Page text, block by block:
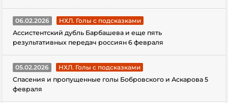
06.02.2026
НХЛ. Голы с подсказками
Ассистентский дубль Барбашева и еще пять
результативных передач россиян 6 февраля
05.02.2026
НХЛ. Голы с подсказками
Спасения и пропущенные голы Бобровского и Аскарова 5
февраля